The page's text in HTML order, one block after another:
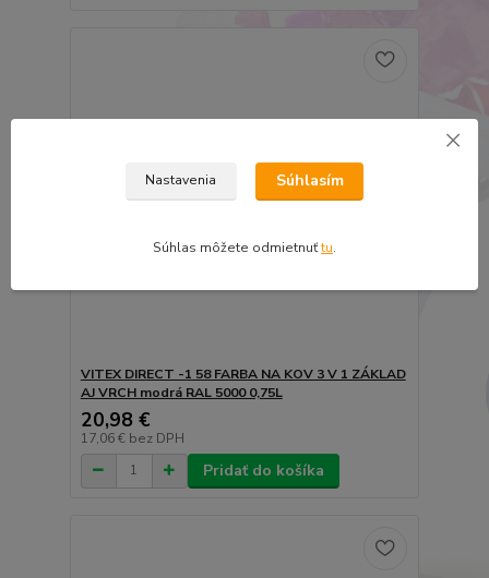
VITEX DIRECT -1 58 FARBA NA KOV 3 V 1 ZÁKLAD
AJ VRCH modrá RAL 5000 0,75L
20,98 €
17,06 € bez DPH
Pridať do košíka
Nastavenia Súhlasím
Súhlas môžete odmietnuťtu.